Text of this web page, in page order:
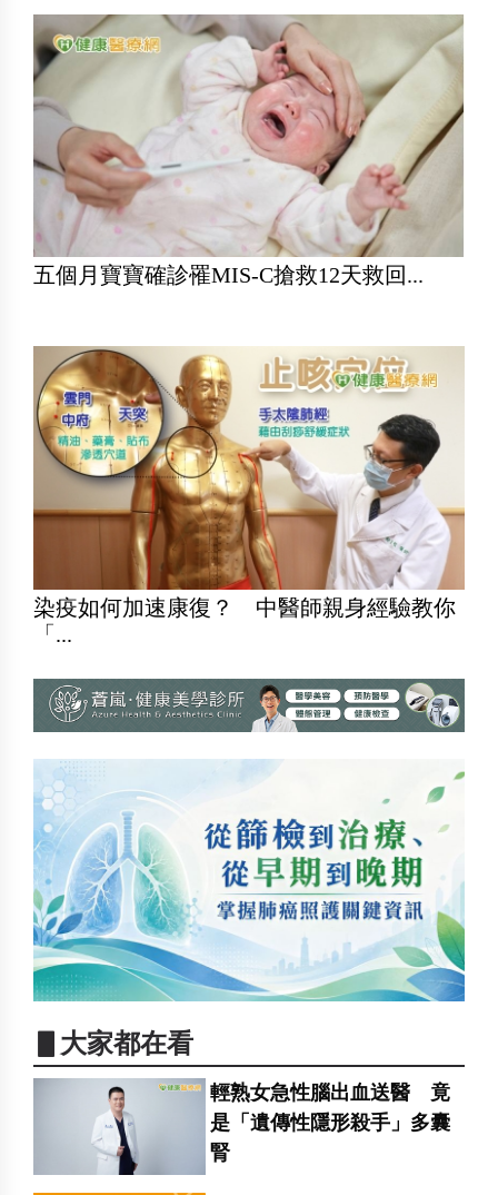
五個月寶寶確診罹MIS-C搶救12天救回...
染疫如何加速康復？ 中醫師親身經驗教你
「...
▋大家都在看
輕熟女急性腦出血送醫 竟
是「遺傳性隱形殺手」多囊
腎